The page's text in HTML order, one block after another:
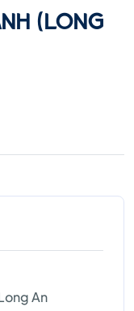
(LONG
An